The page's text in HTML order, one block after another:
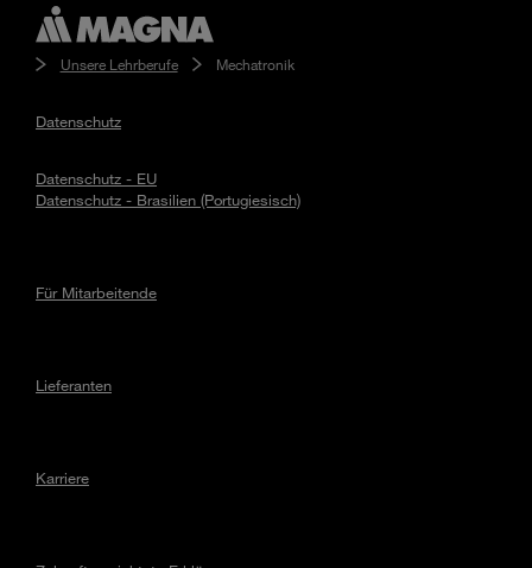
Unsere Lehrberufe Mechatronik
Datenschutz
Datenschutz - EU
Datenschutz - Brasilien (Portugiesisch)
Für Mitarbeitende
Lieferanten
Karriere